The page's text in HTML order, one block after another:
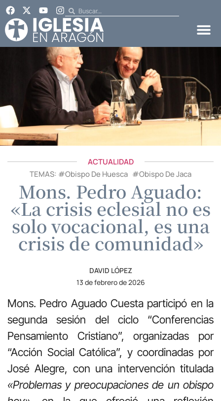
ACTUALIDAD
TEMAS: #Obispo De Huesca #Obispo De Jaca
Mons. Pedro Aguado:
«La crisis eclesial no es
solo vocacional, es una
crisis de comunidad»
DAVID LÓPEZ
13 de febrero de 2026
Mons. Pedro Aguado Cuesta participó en la
segunda sesión del ciclo “Conferencias
Pensamiento Cristiano”, organizadas por
“Acción Social Católica”, y coordinadas por
José Alegre, con una intervención titulada
«Problemas y preocupaciones de un obispo